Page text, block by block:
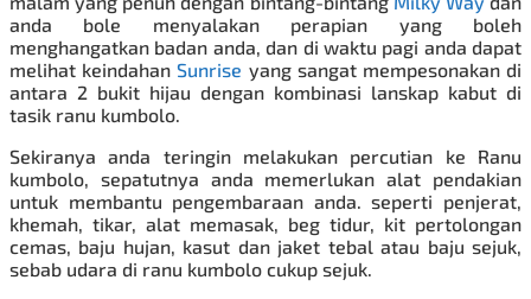
anda bole menyalakan perapian yang boleh
menghangatkan badan anda, dan di waktu pagi anda dapat
melihat keindahan Sunrise yang sangat mempesonakan di
antara 2 bukit hijau dengan kombinasi lanskap kabut di
tasik ranu kumbolo.
Sekiranya anda teringin melakukan percutian ke Ranu
kumbolo, sepatutnya anda memerlukan alat pendakian
untuk membantu pengembaraan anda. seperti penjerat,
khemah, tikar, alat memasak, beg tidur, kit pertolongan
cemas, baju hujan, kasut dan jaket tebal atau baju sejuk,
sebab udara di ranu kumbolo cukup sejuk.